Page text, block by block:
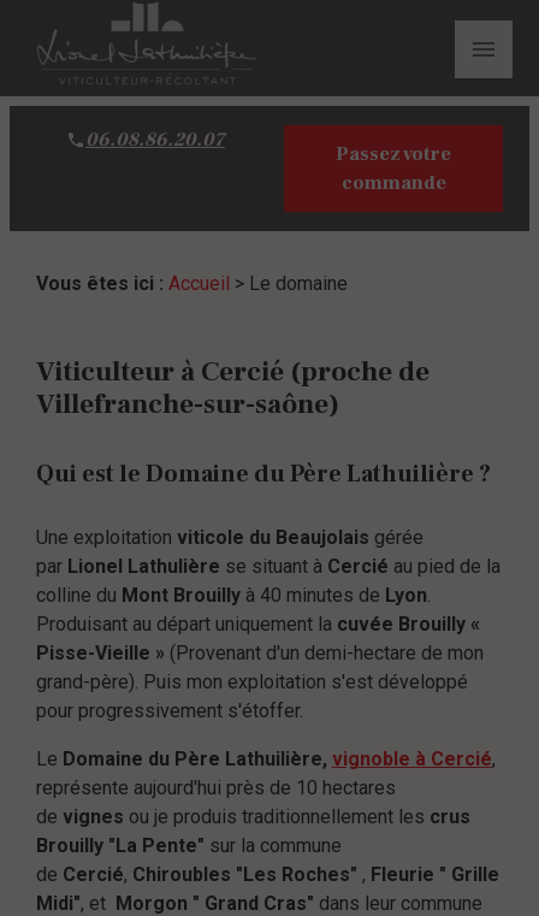
menu
06.08.86.20.07
Passez votre
commande
Vous êtes ici : Accueil > Le domaine
Viticulteur à Cercié (proche de
Villefranche-sur-saône)
Qui est le Domaine du Père Lathuilière ?
Une exploitation viticole du Beaujolais gérée
par Lionel Lathulière se situant à Cercié au pied de la
colline du Mont Brouillyà 40 minutes de Lyon
Produisant au départ uniquement la cuvée Brouilly «
Pisse-Vieille » (Provenant d'un demi-hectare de mon
grand-père). Puis mon exploitation s'est développé
pour progressivement s'étoffer.
Le Domaine du Père Lathuilière, vignoble à Cercié,
représente aujourd'hui près de 10 hectares
de vignes ou je produis traditionnellement les crus
Brouilly "La Pente" sur la commune
de Cercié, Chiroubles "Les Roches" , Fleurie " Grille
Midi", et Morgon " Grand Cras" dans leur commune